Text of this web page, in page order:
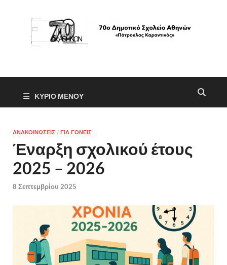
ΚΥΡΙΟ ΜΕΝΟΥ
ΑΝΑΚΟΙΝΩΣΕΙΣ / ΓΙΑ ΓΟΝΕΙΣ
Έναρξη σχολικού έτους
2025 – 2026
8 Σεπτεμβρίου 2025